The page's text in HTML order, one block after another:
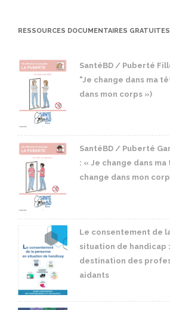
RESSOURCES DOCUMENTAIRES GRATUITES
SantéBD / Puberté
"Je change dans ma
dans mon corps »)
SantéBD / Puberté
: « Je change dans
change dans mon
Le consentement de
situation de handicap
destination des
aidants